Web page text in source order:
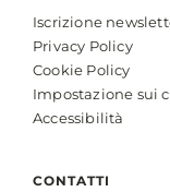
Iscrizione
Privacy Policy
Cookie Policy
Impostazione sui
Accessibilità
CONTATTI